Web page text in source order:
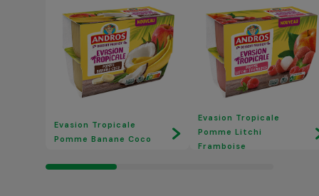
Evasion Tropicale
Pomme Banane Coco
Evasion Tropicale
Pomme Litchi
Framboise